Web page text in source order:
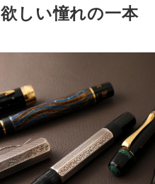
しい憧れの一本